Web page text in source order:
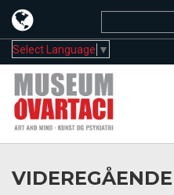
Select Language ▼